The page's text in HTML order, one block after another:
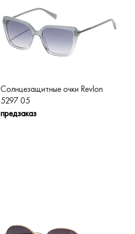
Солнцезащитные очки Revlon
5297 05
предзаказ